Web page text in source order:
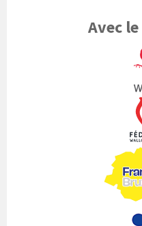
Avec